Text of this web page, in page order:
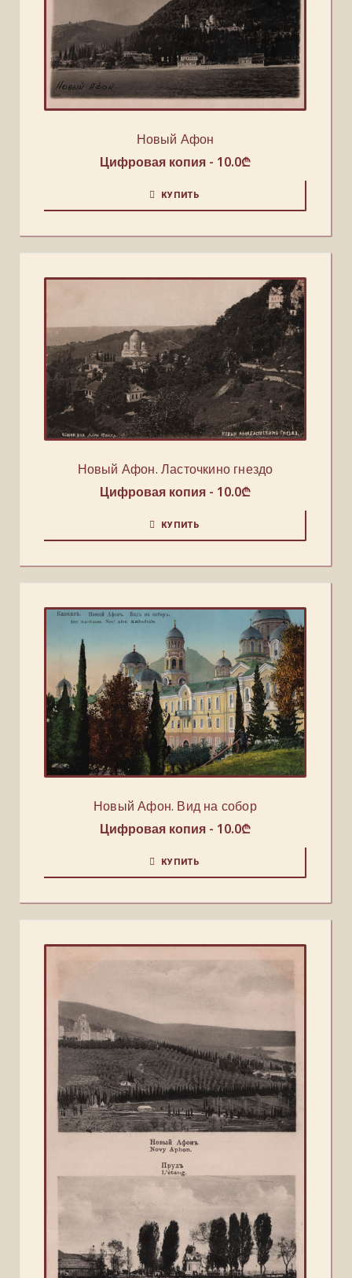
Новый Афон
Цифровая копия - 10.0₾
КУПИТЬ
Новый Афон. Ласточкино гнездо
Цифровая копия - 10.0₾
КУПИТЬ
Новый Афон. Вид на собор
Цифровая копия - 10.0₾
КУПИТЬ